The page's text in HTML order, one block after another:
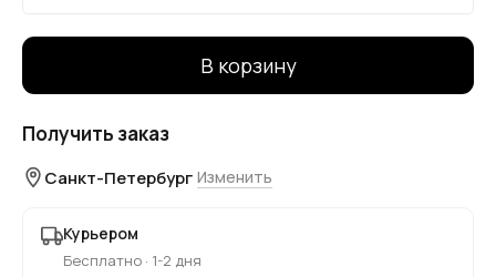
В корзину
Получить заказ
Санкт-Петербург Изменить
Курьером
Бесплатно · 1-2 дня